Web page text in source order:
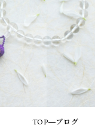
TOP ブログ